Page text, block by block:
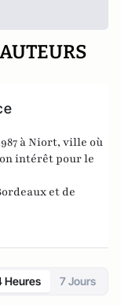
à Niort, ville où
intérêt pour le
et de
passionné
2014, Conseiller
Heures 7 Jours